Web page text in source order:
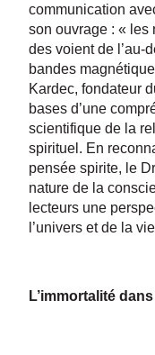
communication
son ouvrage : « les
des voient de l’au-
bandes
Kardec, fondateur
bases d’une
scientifique de la
spirituel. En
pensée spirite, le
nature de la
lecteurs une
l’univers et de la
L’immortalité